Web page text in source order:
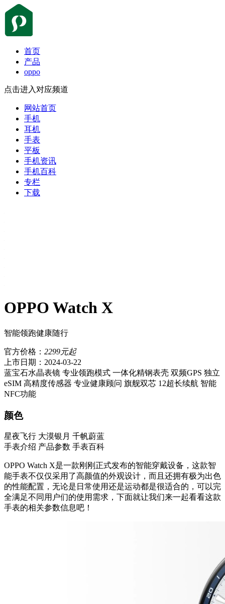
首页
产品
oppo
点击进入对应频道
网站首页
手机
耳机
手表
平板
手机资讯
手机百科
专栏
下载
OPPO Watch X
智能领跑健康随行
官方价格： 2299元起
上市日期：2024-03-22
蓝宝石水晶表镜 专业领跑模式 一体化精钢表壳 双频GPS 独立
eSIM 高精度传感器 专业健康顾问 旗舰双芯 12超长续航 智能
NFC功能
颜色
星夜飞行 大漠银月 千帆蔚蓝
手表介绍 产品参数 手表百科
OPPO Watch X是一款刚刚正式发布的智能穿戴设备，这款智
能手表不仅仅采用了高颜值的外观设计，而且还拥有极为出色
的性能配置，无论是日常使用还是运动都是很适合的，可以完
全满足不同用户们的使用需求，下面就让我们来一起看看这款
手表的相关参数信息吧！